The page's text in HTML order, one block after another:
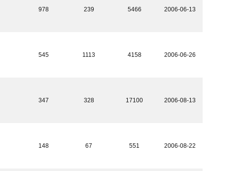
978
239 5466 2006-06-13
545
1113 4158 2006-06-26
347
328 17100 2006-08-13
148
67 551 2006-08-22